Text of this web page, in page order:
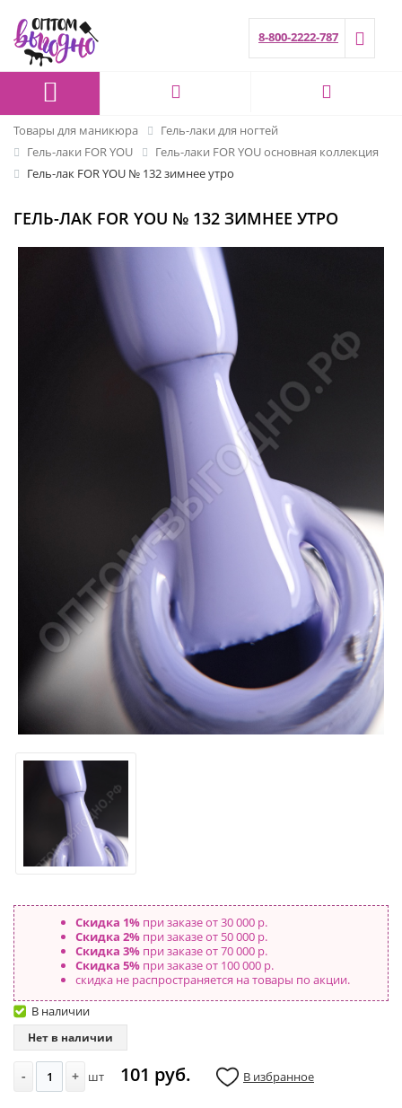
8-800-2222-787
Товары для маникюра
Гель-лаки для ногтей
Гель-лаки FOR YOU
Гель-лаки FOR YOU основная коллекция
Гель-лак FOR YOU № 132 зимнее утро
ГЕЛЬ-ЛАК FOR YOU № 132 ЗИМНЕЕ УТРО
Скидка 1%при заказе от 30 000 р.
Скидка 2%при заказе от 50 000 р.
Скидка 3%при заказе от 70 000 р.
Скидка 5%при заказе от 100 000 р.
скидка не распространяется на товары по акции.
В наличии
Нет в наличии
- + шт 101 руб. В избранное